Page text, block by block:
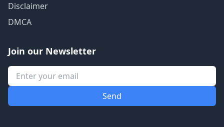
Disclaimer
DMCA
Join our Newsletter